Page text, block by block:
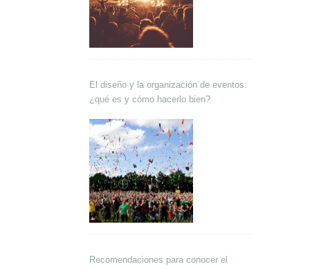
El diseño y la organización de eventos:
¿qué es y cómo hacerlo bien?
Recomendaciones para conocer el